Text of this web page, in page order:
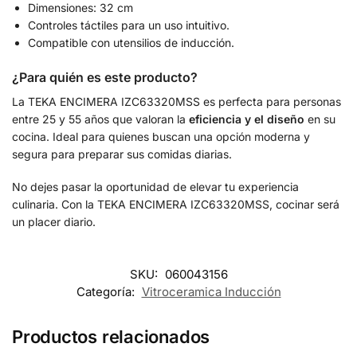
Dimensiones: 32 cm
Controles táctiles para un uso intuitivo.
Compatible con utensilios de inducción.
¿Para quién es este producto?
La TEKA ENCIMERA IZC63320MSS es perfecta para personas
entre 25 y 55 años que valoran la eficiencia y el diseño en su
cocina. Ideal para quienes buscan una opción moderna y
segura para preparar sus comidas diarias.
No dejes pasar la oportunidad de elevar tu experiencia
culinaria. Con la TEKA ENCIMERA IZC63320MSS, cocinar será
un placer diario.
SKU: 060043156
Categoría: Vitroceramica Inducción
Productos relacionados